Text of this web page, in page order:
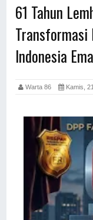
61 Tahun
Transformasi
Indonesia
Warta 86 Kamis,